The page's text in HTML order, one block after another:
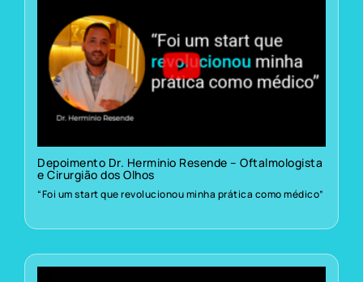
Depoimento Dr. Herminio Resende – Oftalmologista
e Cirurgião dos Olhos
“Foi um start que revolucionou minha prática como médico”